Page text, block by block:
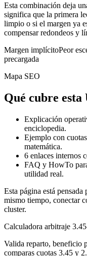
Esta combinación deja
significa que la primera
limpio o si el margen ya
compensar redondeos y
Margen implícitoPeor
precargada
Mapa SEO
Qué cubre esta
Explicación
enciclopedia.
Ejemplo con
matemática.
6 enlaces internos
FAQ y HowTo
utilidad real.
Esta página está
mismo tiempo, conectar
cluster.
Calculadora arbitraje
Valida reparto, beneficio
comparas cuotas 3.45 y